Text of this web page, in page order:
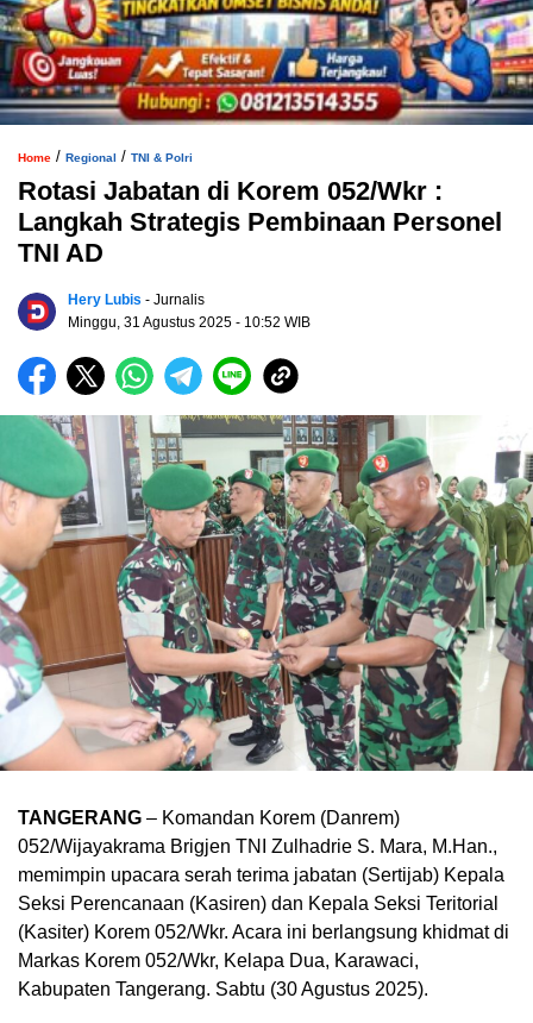
Home / Regional / TNI & Polri
Rotasi Jabatan di Korem 052/Wkr :
Langkah Strategis Pembinaan Personel
TNI AD
Hery Lubis - Jurnalis
Minggu, 31 Agustus 2025 - 10:52 WIB
TANGERANG – Komandan Korem (Danrem)
052/Wijayakrama Brigjen TNI Zulhadrie S. Mara, M.Han.,
memimpin upacara serah terima jabatan (Sertijab) Kepala
Seksi Perencanaan (Kasiren) dan Kepala Seksi Teritorial
(Kasiter) Korem 052/Wkr. Acara ini berlangsung khidmat di
Markas Korem 052/Wkr, Kelapa Dua, Karawaci,
Kabupaten Tangerang. Sabtu (30 Agustus 2025).